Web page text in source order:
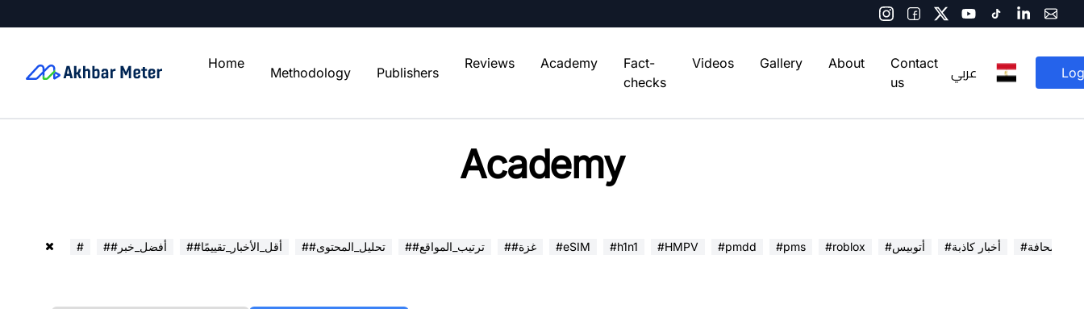
Home
Methodology Publishers
Reviews Academy
Fact-
checks
Videos Gallery About
Contact
us
عربي
Academy
# ##أفضل_خبر ##أقل_الأخبار_تقييمًا ##تحليل_المحتوى ##ترتيب_المواقع ##غزة #eSIM #h1n1 #HMPV #pmdd #pms #roblox #أتوبيس #أخبار كاذبة في الصحافة